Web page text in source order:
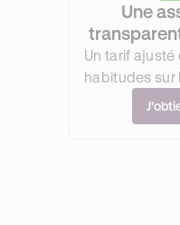
Une
Un tarif
habitudes sur